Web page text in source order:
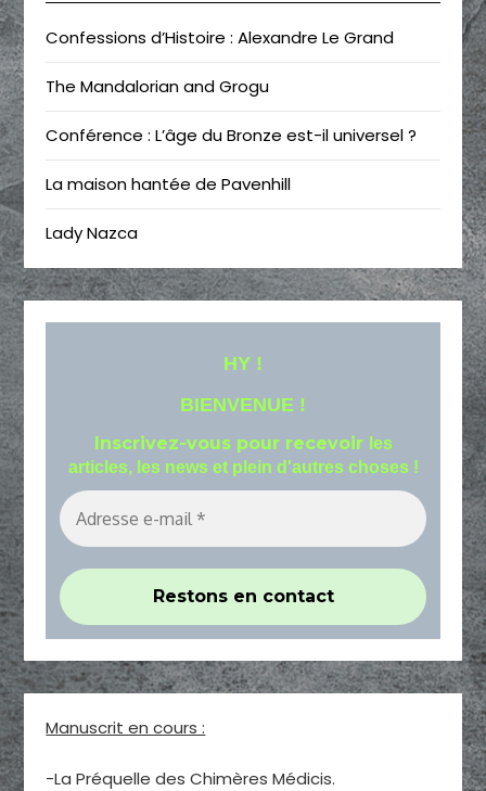
Confessions d’Histoire : Alexandre Le Grand
The Mandalorian and Grogu
Conférence : L’âge du Bronze est-il universel ?
La maison hantée de Pavenhill
Lady Nazca
HY !
BIENVENUE !
Inscrivez-vous pour recevoir les
articles, les news et plein d'autres choses !
Manuscrit en cours :
-La Préquelle des Chimères Médicis.